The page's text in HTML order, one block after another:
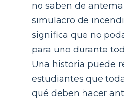
no saben de
simulacro de
significa que no
para uno durante
Una historia puede
estudiantes que
qué deben hacer